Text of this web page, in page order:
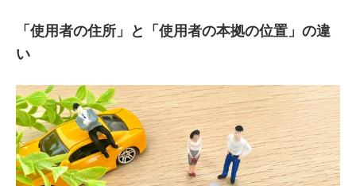
「使用者の住所」と「使用者の本拠の位置」の違
い